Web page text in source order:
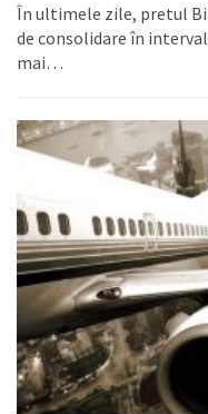
În ultimele zile, pretul
de consolidare în
mai…